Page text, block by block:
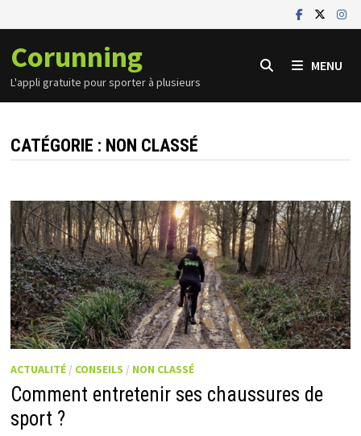
au
contenu
Corunning
L'appli gratuite pour sporter à plusieurs
MENU
CATÉGORIE : NON CLASSÉ
ACTUALITÉ / CONSEILS / NON CLASSÉ
Comment entretenir ses chaussures de
sport ?